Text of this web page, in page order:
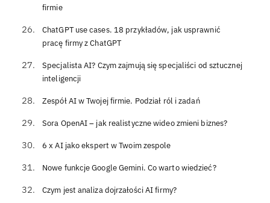
firmie
ChatGPT use cases. 18 przykładów, jak usprawnić
pracę firmy z ChatGPT
Specjalista AI? Czym zajmują się specjaliści od sztucznej
inteligencji
Zespół AI w Twojej firmie. Podział ról i zadań
Sora OpenAI – jak realistyczne wideo zmieni biznes?
6 x AI jako ekspert w Twoim zespole
Nowe funkcje Google Gemini. Co warto wiedzieć?
Czym jest analiza dojrzałości AI firmy?